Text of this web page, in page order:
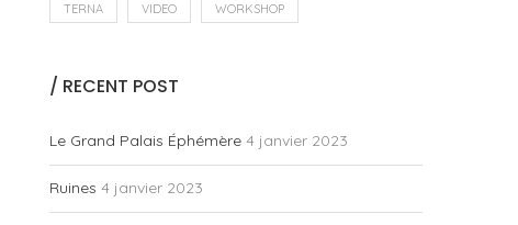
TERNA VIDEO WORKSHOP
/ RECENT POST
Le Grand Palais Éphémère 4 janvier 2023
Ruines 4 janvier 2023